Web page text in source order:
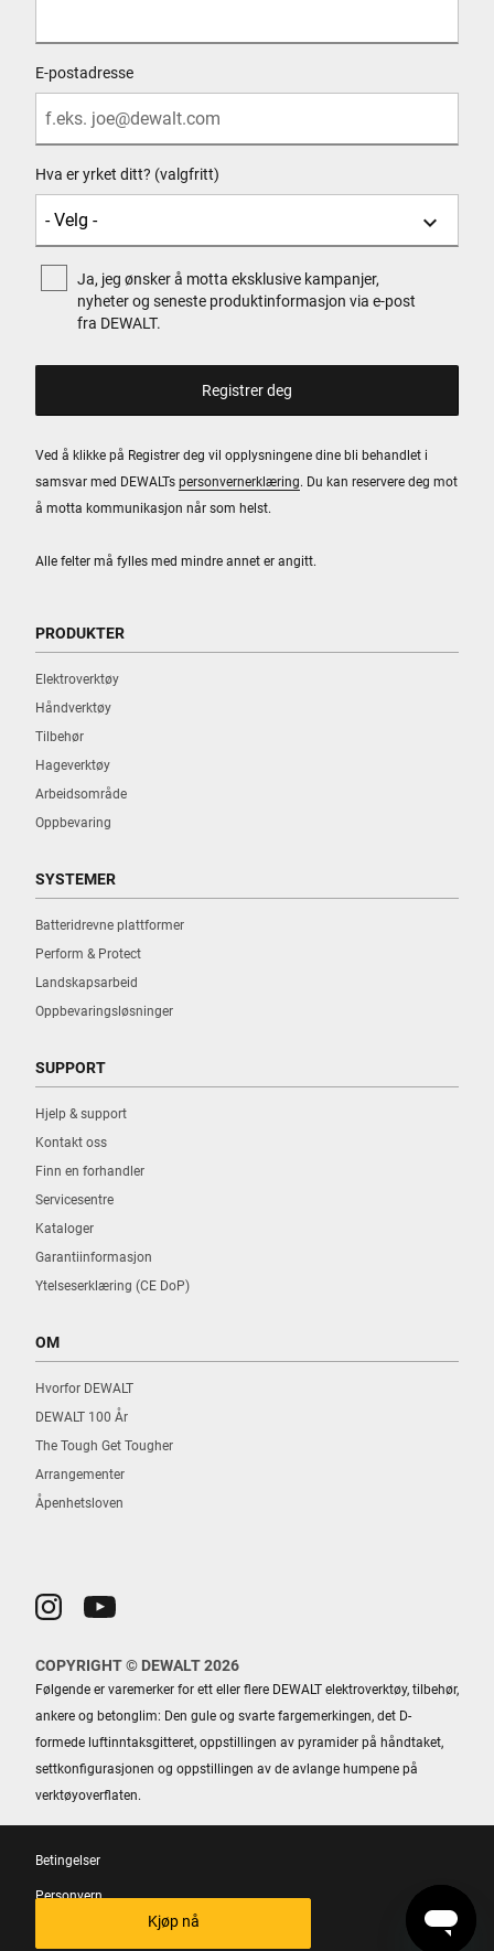
Kjøp nå
Alle felter må fylles med mindre annet er angitt.
E-postadresse
Hva er yrket ditt? (valgfritt)
Ja, jeg ønsker å motta eksklusive kampanjer,
nyheter og seneste produktinformasjon via e-post
fra DEWALT.
Ved å klikke på Registrer deg vil opplysningene dine bli behandlet i
samsvar med DEWALTs personvernerklæring. Du kan reservere deg mot
å motta kommunikasjon når som helst.
PRODUKTER
Elektroverktøy
Håndverktøy
Tilbehør
Hageverktøy
Arbeidsområde
Oppbevaring
SYSTEMER
Batteridrevne plattformer
Perform & Protect
Landskapsarbeid
Oppbevaringsløsninger
SUPPORT
Hjelp & support
Kontakt oss
Finn en forhandler
Servicesentre
Kataloger
Garantiinformasjon
Ytelseserklæring (CE DoP)
OM
Hvorfor DEWALT
DEWALT 100 År
The Tough Get Tougher
Arrangementer
Åpenhetsloven
COPYRIGHT © DEWALT 2026
Følgende er varemerker for ett eller flere DEWALT elektroverktøy, tilbehør,
ankere og betonglim: Den gule og svarte fargemerkingen, det D-
formede luftinntaksgitteret, oppstillingen av pyramider på håndtaket,
settkonfigurasjonen og oppstillingen av de avlange humpene på
verktøyoverflaten.
Betingelser
Personvern